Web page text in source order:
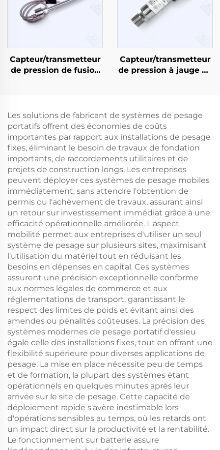
Capteur/transmetteur
de pression de fusion
Capteur/transmetteur
de pression à jauge de
Les solutions de fabricant de systèmes de pesage
portatifs offrent des économies de coûts
importantes par rapport aux installations de pesage
fixes, éliminant le besoin de travaux de fondation
importants, de raccordements utilitaires et de
projets de construction longs. Les entreprises
peuvent déployer ces systèmes de pesage mobiles
immédiatement, sans attendre l'obtention de
permis ou l'achèvement de travaux, assurant ainsi
un retour sur investissement immédiat grâce à une
efficacité opérationnelle améliorée. L'aspect
mobilité permet aux entreprises d'utiliser un seul
système de pesage sur plusieurs sites, maximisant
l'utilisation du matériel tout en réduisant les
besoins en dépenses en capital. Ces systèmes
assurent une précision exceptionnelle conforme
aux normes légales de commerce et aux
réglementations de transport, garantissant le
respect des limites de poids et évitant ainsi des
amendes ou pénalités coûteuses. La précision des
systèmes modernes de pesage portatif d'essieu
égale celle des installations fixes, tout en offrant une
flexibilité supérieure pour diverses applications de
pesage. La mise en place nécessite peu de temps
et de formation, la plupart des systèmes étant
opérationnels en quelques minutes après leur
arrivée sur le site de pesage. Cette capacité de
déploiement rapide s'avère inestimable lors
d'opérations sensibles au temps, où les retards ont
un impact direct sur la productivité et la rentabilité.
Le fonctionnement sur batterie assure